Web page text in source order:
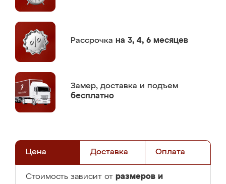
Рассрочка на 3, 4, 6 месяцев
Замер, доставка и подъем
бесплатно
Цена Доставка Оплата
Стоимость зависит от размеров и